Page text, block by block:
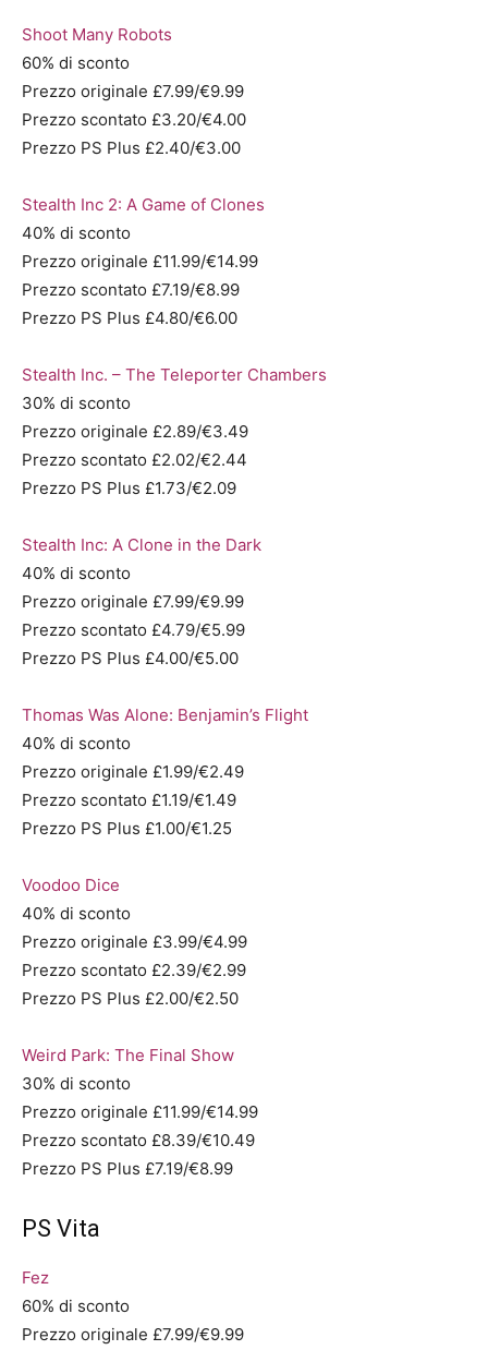
Shoot Many Robots
60% di sconto
Prezzo originale £7.99/€9.99
Prezzo scontato £3.20/€4.00
Prezzo PS Plus £2.40/€3.00
Stealth Inc 2: A Game of Clones
40% di sconto
Prezzo originale £11.99/€14.99
Prezzo scontato £7.19/€8.99
Prezzo PS Plus £4.80/€6.00
Stealth Inc. – The Teleporter Chambers
30% di sconto
Prezzo originale £2.89/€3.49
Prezzo scontato £2.02/€2.44
Prezzo PS Plus £1.73/€2.09
Stealth Inc: A Clone in the Dark
40% di sconto
Prezzo originale £7.99/€9.99
Prezzo scontato £4.79/€5.99
Prezzo PS Plus £4.00/€5.00
Thomas Was Alone: Benjamin’s Flight
40% di sconto
Prezzo originale £1.99/€2.49
Prezzo scontato £1.19/€1.49
Prezzo PS Plus £1.00/€1.25
Voodoo Dice
40% di sconto
Prezzo originale £3.99/€4.99
Prezzo scontato £2.39/€2.99
Prezzo PS Plus £2.00/€2.50
Weird Park: The Final Show
30% di sconto
Prezzo originale £11.99/€14.99
Prezzo scontato £8.39/€10.49
Prezzo PS Plus £7.19/€8.99
PS Vita
Fez
60% di sconto
Prezzo originale £7.99/€9.99